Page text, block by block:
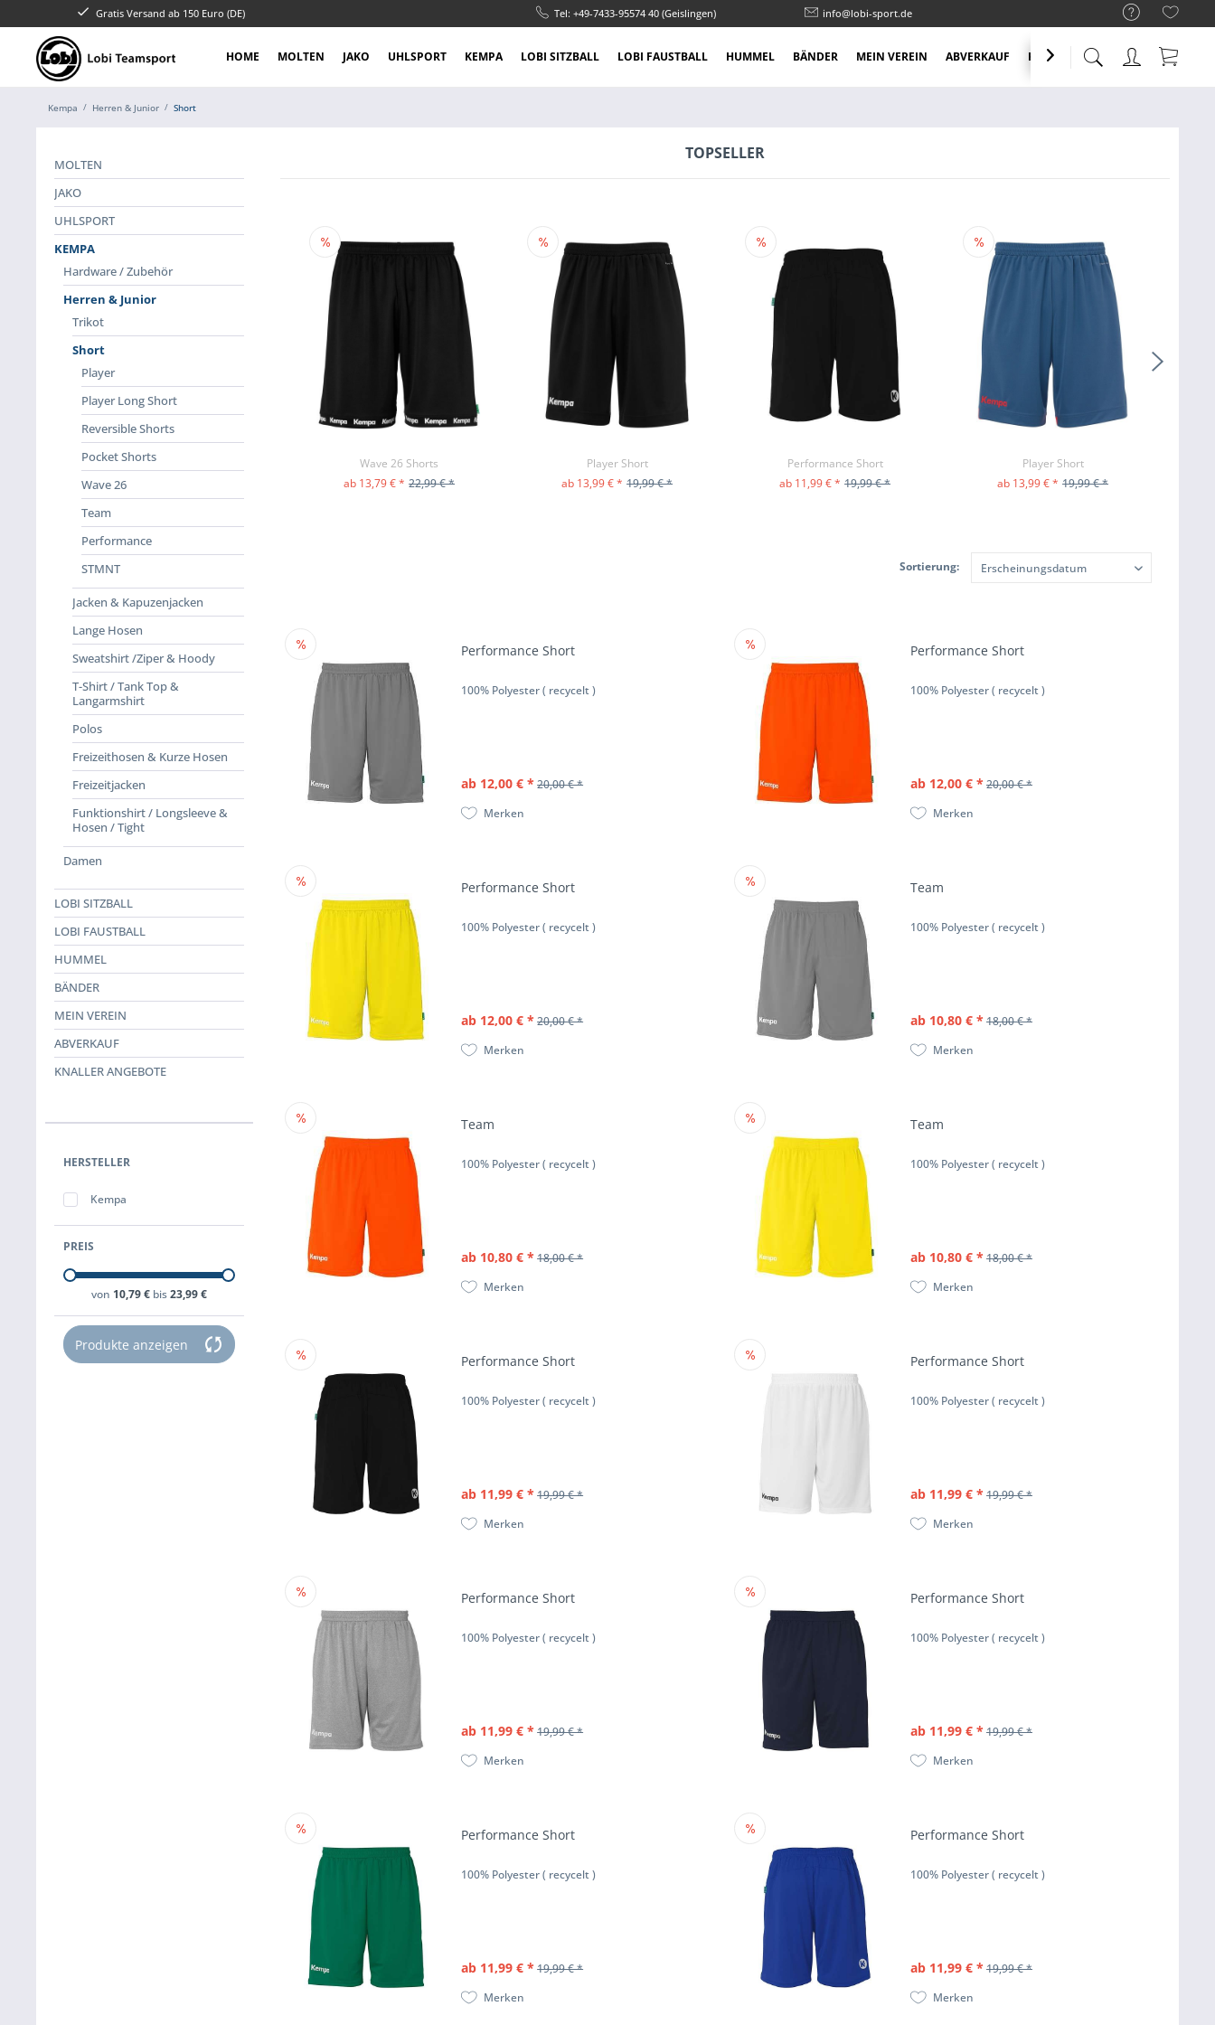
Gratis Versand ab 150 Euro (DE) Tel: +49-7433-95574 40 (Geislingen) info@lobi-sport.de
HOME MOLTEN JAKO UHLSPORT KEMPA LOBI SITZBALL LOBI FAUSTBALL HUMMEL BÄNDER MEIN VEREIN ABVERKAUF KNALLER ANGEBOTE

Kempa Herren & Junior Short
MOLTEN
JAKO
UHLSPORT
KEMPA
Hardware / Zubehör
Herren & Junior
Trikot
Short
Player
Player Long Short
Reversible Shorts
Pocket Shorts
Wave 26
Team
Performance
STMNT
Jacken & Kapuzenjacken
Lange Hosen
Sweatshirt /Ziper & Hoody
T-Shirt / Tank Top &
Langarmshirt
Polos
Freizeithosen & Kurze Hosen
Freizeitjacken
Funktionshirt / Longsleeve &
Hosen / Tight
Damen
LOBI SITZBALL
LOBI FAUSTBALL
HUMMEL
BÄNDER
MEIN VEREIN
ABVERKAUF
KNALLER ANGEBOTE
HERSTELLER
Kempa
PREIS
von 10,79 € bis23,99 €
Produkte anzeigen
TOPSELLER
Wave 26 Shorts
ab 13,79 € * 22,99 € *
Player Short
ab 13,99 € * 19,99 € *
Performance Short
ab 11,99 € * 19,99 € *
Player Short
ab 13,99 € * 19,99 € *
Sortierung:
Performance Short
100% Polyester ( recycelt )
ab 12,00 € * 20,00 € *
Merken
Performance Short
100% Polyester ( recycelt )
ab 12,00 € * 20,00 € *
Merken
Performance Short
100% Polyester ( recycelt )
ab 12,00 € * 20,00 € *
Merken
Team
100% Polyester ( recycelt )
ab 10,80 € * 18,00 € *
Merken
Team
100% Polyester ( recycelt )
ab 10,80 € * 18,00 € *
Merken
Team
100% Polyester ( recycelt )
ab 10,80 € * 18,00 € *
Merken
Performance Short
100% Polyester ( recycelt )
ab 11,99 € * 19,99 € *
Merken
Performance Short
100% Polyester ( recycelt )
ab 11,99 € * 19,99 € *
Merken
Performance Short
100% Polyester ( recycelt )
ab 11,99 € * 19,99 € *
Merken
Performance Short
100% Polyester ( recycelt )
ab 11,99 € * 19,99 € *
Merken
Performance Short
100% Polyester ( recycelt )
ab 11,99 € * 19,99 € *
Merken
Performance Short
100% Polyester ( recycelt )
ab 11,99 € * 19,99 € *
Merken